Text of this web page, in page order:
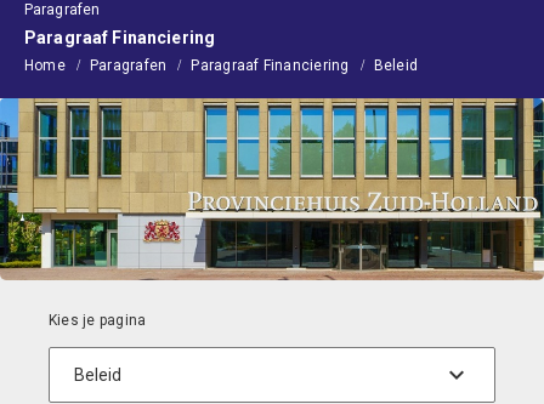
Paragrafen
Paragraaf Financiering
Home Paragrafen Paragraaf Financiering Beleid